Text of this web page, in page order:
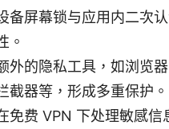
备屏幕锁与应用内二次
。
外的隐私工具，如浏览
截器等，形成多重保护。
免费 VPN 下处理敏感信